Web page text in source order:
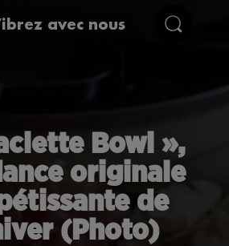
avec nous
Bowl »,
originale
de
(Photo)